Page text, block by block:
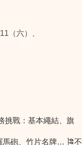
（六）、
挑戰：基本繩結、旗
馬砲、竹片名牌… 🎏不